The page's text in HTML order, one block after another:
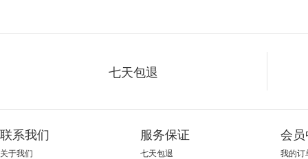
七天包退
联系我们
关于我们
服务保证
七天包退
会
我的订